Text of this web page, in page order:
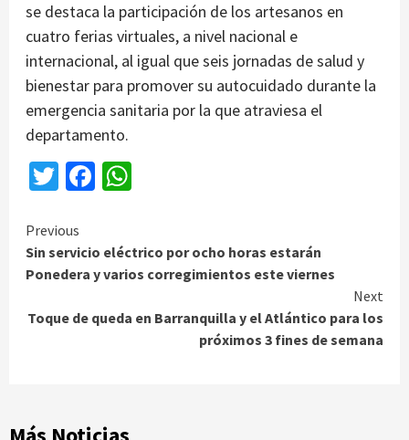
se destaca la participación de los artesanos en
cuatro ferias virtuales, a nivel nacional e
internacional, al igual que seis jornadas de salud y
bienestar para promover su autocuidado durante la
emergencia sanitaria por la que atraviesa el
departamento.
TwitterFacebook
Continue
Reading
Previous
Sin servicio eléctrico por ocho horas estarán
Ponedera y varios corregimientos este viernes
Next
Toque de queda en Barranquilla y el Atlántico para los
próximos 3 fines de semana